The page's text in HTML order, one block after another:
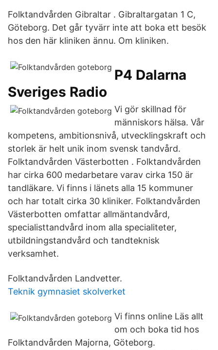
Folktandvården Gibraltar . Gibraltargatan 1 C,
Göteborg. Det går tyvärr inte att boka ett besök
hos den här kliniken ännu. Om kliniken.
P4 Dalarna
Sveriges Radio
Vi gör skillnad för
människors hälsa. Vår
kompetens, ambitionsnivå, utvecklingskraft och
storlek är helt unik inom svensk tandvård.
Folktandvården Västerbotten . Folktandvården
har cirka 600 medarbetare varav cirka 150 är
tandläkare. Vi finns i länets alla 15 kommuner
och har totalt cirka 30 kliniker. Folktandvården
Västerbotten omfattar allmäntandvård,
specialisttandvård inom alla specialiteter,
utbildningstandvård och tandteknisk
verksamhet.
Folktandvården Landvetter.
Teknik gymnasiet skolverket
Vi finns online Läs allt
om och boka tid hos
Folktandvården Majorna, Göteborg.